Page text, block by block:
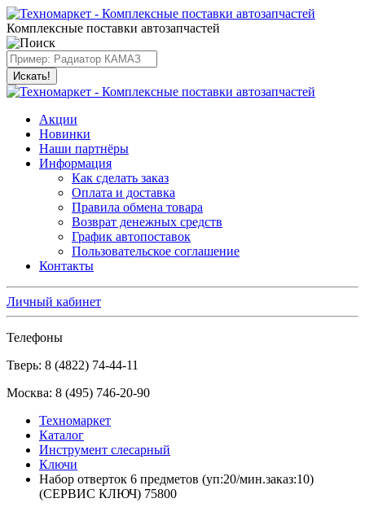
Комплексные поставки автозапчастей
Искать!
Акции
Новинки
Наши партнёры
Информация
Как сделать заказ
Оплата и доставка
Правила обмена товара
Возврат денежных средств
График автопоставок
Пользовательское соглашение
Контакты
Личный кабинет
Телефоны
Тверь: 8 (4822) 74-44-11
Москва: 8 (495) 746-20-90
Техномаркет
Каталог
Инструмент слесарный
Ключи
Набор отверток 6 предметов (уп:20/мин.заказ:10)
(СЕРВИС КЛЮЧ) 75800